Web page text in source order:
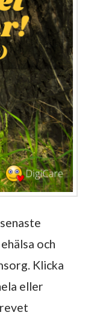
och
Klicka
eller